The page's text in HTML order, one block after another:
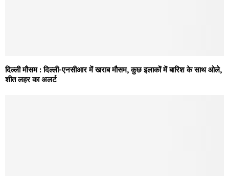
दिल्ली मौसम : दिल्ली-एनसीआर में खराब मौसम, कुछ इलाकों में बारिश के साथ ओले,
शीत लहर का अलर्ट